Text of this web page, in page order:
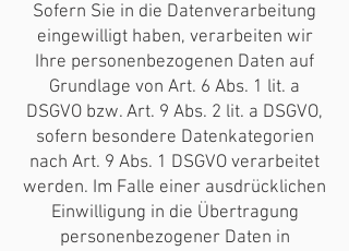
Sofern Sie in die Datenverarbeitung
eingewilligt haben, verarbeiten wir
Ihre personenbezogenen Daten auf
Grundlage von Art. 6 Abs. 1 lit. a
DSGVO bzw. Art. 9 Abs. 2 lit. a DSGVO,
sofern besondere Datenkategorien
nach Art. 9 Abs. 1 DSGVO verarbeitet
werden. Im Falle einer ausdrücklichen
Einwilligung in die Übertragung
personenbezogener Daten in